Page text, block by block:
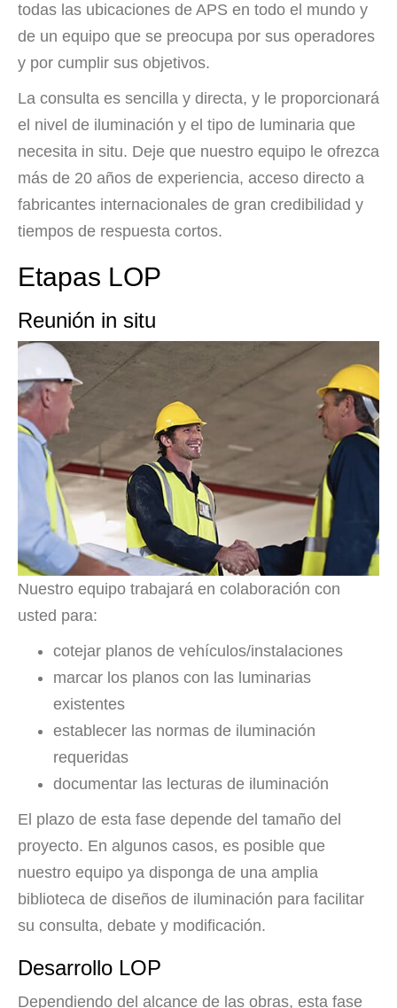
todas las ubicaciones de APS en todo el mundo y
de un equipo que se preocupa por sus operadores
y por cumplir sus objetivos.
La consulta es sencilla y directa, y le proporcionará
el nivel de iluminación y el tipo de luminaria que
necesita in situ. Deje que nuestro equipo le ofrezca
más de 20 años de experiencia, acceso directo a
fabricantes internacionales de gran credibilidad y
tiempos de respuesta cortos.
Etapas LOP
Reunión in situ
Nuestro equipo trabajará en colaboración con
usted para:
cotejar planos de vehículos/instalaciones
marcar los planos con las luminarias
existentes
establecer las normas de iluminación
requeridas
documentar las lecturas de iluminación
El plazo de esta fase depende del tamaño del
proyecto. En algunos casos, es posible que
nuestro equipo ya disponga de una amplia
biblioteca de diseños de iluminación para facilitar
su consulta, debate y modificación.
Desarrollo LOP
Dependiendo del alcance de las obras, esta fase